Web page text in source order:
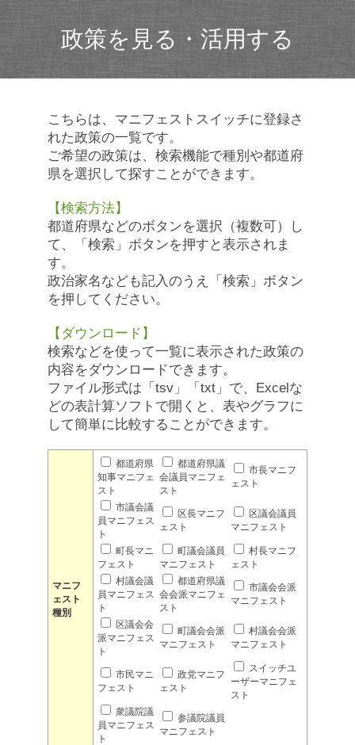
政策を見る・活用する
こちらは、マニフェストスイッチに登録さ
れた政策の一覧です。
ご希望の政策は、検索機能で種別や都道府
県を選択して探すことができます。
【検索方法】
都道府県などのボタンを選択（複数可）し
て、「検索」ボタンを押すと表示されま
す。
政治家名なども記入のうえ「検索」ボタン
を押してください。
【ダウンロード】
検索などを使って一覧に表示された政策の
内容をダウンロードできます。
ファイル形式は「tsv」「txt」で、Excelな
どの表計算ソフトで開くと、表やグラフに
して簡単に比較することができます。
マニフ
ェスト
種別
都道府県
知事マニフェ
スト
都道府県議
会議員マニフェ
スト
市長マニフ
ェスト
市議会議
員マニフェス
ト
区長マニフ
ェスト
区議会議員
マニフェスト
町長マニ
フェスト
町議会議員
マニフェスト
村長マニフ
ェスト
村議会議
員マニフェス
ト
都道府県議
会会派マニフェ
スト
市議会会派
マニフェスト
区議会会
派マニフェス
ト
町議会会派
マニフェスト
村議会会派
マニフェスト
市民マニ
フェスト
政党マニフ
ェスト
スイッチユ
ーザーマニフェ
スト
衆議院議
員マニフェス
ト
参議院議員
マニフェスト